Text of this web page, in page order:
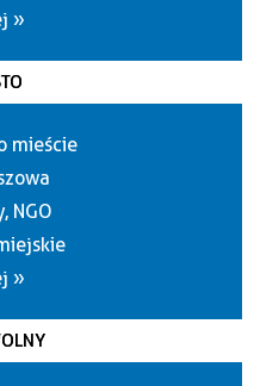
»
mieście
NGO
»